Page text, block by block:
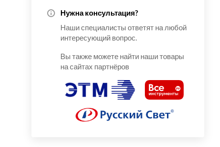
Нужна консультация?
Наши специалисты ответят на любой
интересующий вопрос.
Вы также можете найти наши товары
на сайтах партнёров